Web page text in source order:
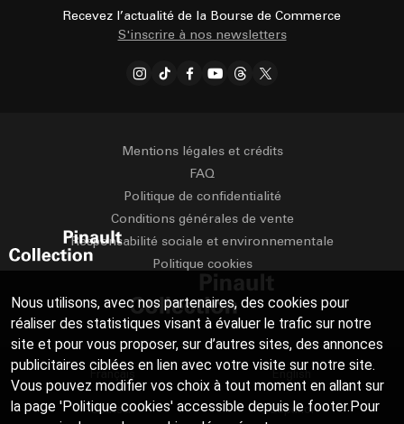
Recevez l’actualité de la Bourse de Commerce
S'inscrire à nos newsletters
Mentions légales et crédits
FAQ
Politique de confidentialité
Conditions générales de vente
Responsabilité sociale et environnementale
Politique cookies
Français English
Deutsch Español
Nous utilisons, avec nos partenaires, des cookies pour
réaliser des statistiques visant à évaluer le trafic sur notre
site et pour vous proposer, sur d’autres sites, des annonces
publicitaires ciblées en lien avec votre visite sur notre site.
Vous pouvez modifier vos choix à tout moment en allant sur
la page 'Politique cookies' accessible depuis le footer.Pour